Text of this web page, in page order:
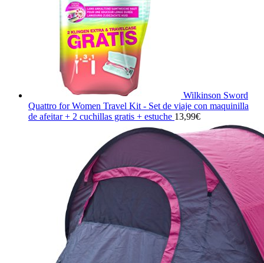
Wilkinson Sword
Quattro for Women Travel Kit - Set de viaje con maquinilla
de afeitar + 2 cuchillas gratis + estuche 13,99€